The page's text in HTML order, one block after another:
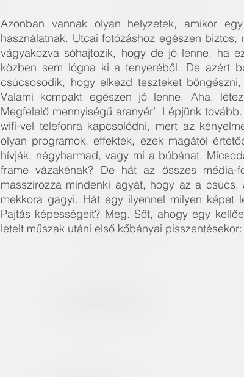
Azonban vannak olyan helyzetek, amikor
használatnak. Utcai fotózáshoz egészen
vágyakozva sóhajtozik, hogy de jó lenne, ha
közben sem lógna ki a tenyeréből. De azért
csúcsosodik, hogy elkezd teszteket
Valami kompakt egészen jó lenne. Aha,
Megfelelő mennyiségű aranyér’. Lépjünk
wifi-vel telefonra kapcsolódni, mert az
olyan programok, effektek, ezek magától
hívják, négyharmad, vagy mi a búbánat.
frame vázakénak? De hát az összes média-
masszírozza mindenki agyát, hogy az a
mekkora gagyi. Hát egy ilyennel milyen képet
Pajtás képességeit? Meg. Sőt, ahogy egy
letelt műszak utáni első kőbányai